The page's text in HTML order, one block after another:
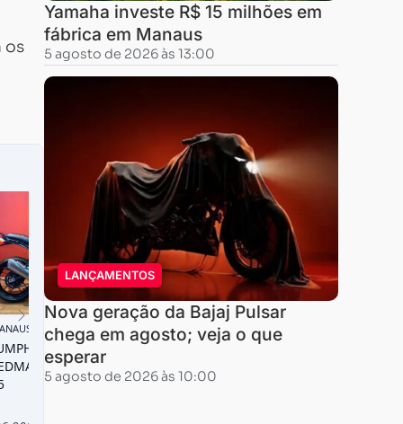
os
Yamaha investe R$ 15 milhões em
fábrica em Manaus
5 agosto de 2026 às 13:00
LANÇAMENTOS
Nova geração da Bajaj Pulsar
chega em agosto; veja o que
esperar
5 agosto de 2026 às 10:00